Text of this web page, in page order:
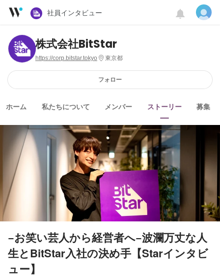
社員インタビュー
株式会社BitStar
https://corp.bitstar.tokyo 東京都
フォロー
ホーム 私たちについて メンバー ストーリー 募集
−お笑い芸人から経営者へ−波瀾万丈な人
生とBitStar入社の決め手【Starインタビ
ュー】